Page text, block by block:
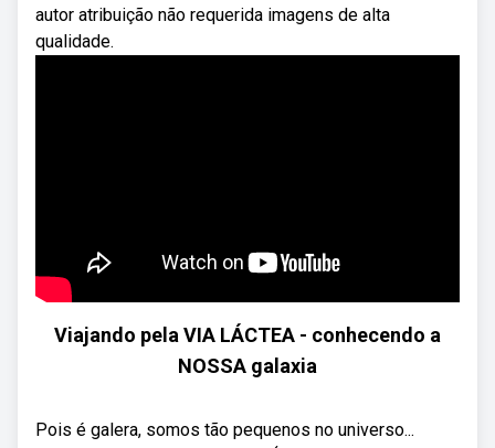
autor atribuição não requerida imagens de alta
qualidade.
Viajando pela VIA LÁCTEA - conhecendo a
NOSSA galaxia
Pois é galera, somos tão pequenos no universo...